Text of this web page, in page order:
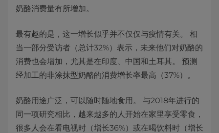
奶酪消费量有所增加。
最有趣的是，这一增长似乎并不仅仅与疫情有关。 相
当一部分受访者（总计32%）表示，未来他们对奶酪的
消费也会增加，尤其是在印度、中国和土耳其。 预测
经加工的非涂抹型奶酪的消费增长率最高（37%）。
奶酪用途广泛，可以随时随地食用。 与2018年进行的
同一项研究相比，越来越多的人开始在家里享受零食，
很多人会在看电视时（增长36%）或在喝饮料时（增长